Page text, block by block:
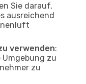
Sie darauf,
ausreichend
verwenden:
zu
zu